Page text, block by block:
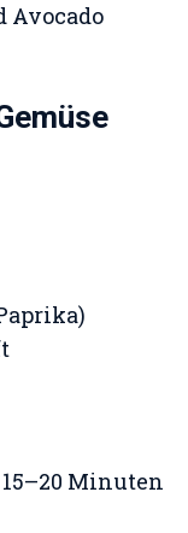
Avocado
15–20 Minuten